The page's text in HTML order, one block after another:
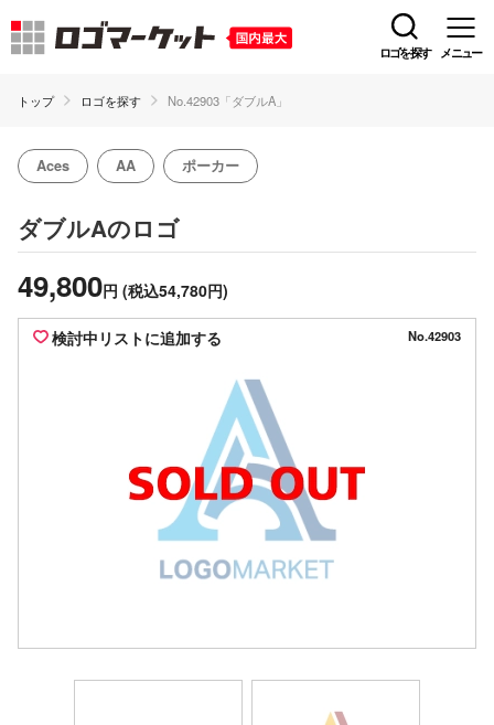
ロゴを探す メニュー
トップ ロゴを探す No.42903「ダブルA」
Aces AA ポーカー
ダブルAのロゴ
49,800円 (税込54,780円)
検討中リストに追加する No.42903